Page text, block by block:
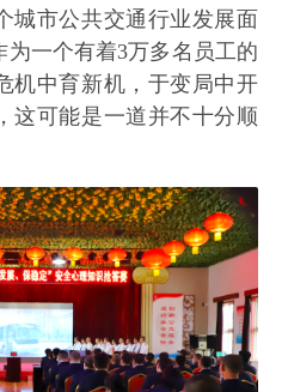
城市公共交通行业发展面
一个有着3万多名员工的
机中育新机，于变局中开
这可能是一道并不十分顺